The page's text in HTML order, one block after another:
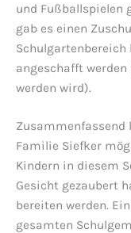
und Fußballspielen
gab es einen
Schulgartenbereich
angeschafft
werden wird).
Zusammenfassend
Familie Siefker
Kindern in diesem
Gesicht gezaubert
bereiten werden.
gesamten